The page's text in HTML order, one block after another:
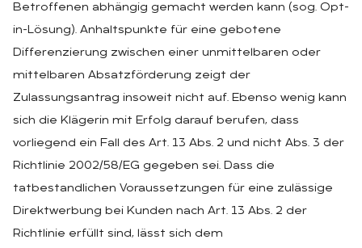
Betroffenen abhängig gemacht werden kann (sog. Opt-
in-Lösung). Anhaltspunkte für eine gebotene
Differenzierung zwischen einer unmittelbaren oder
mittelbaren Absatzförderung zeigt der
Zulassungsantrag insoweit nicht auf. Ebenso wenig kann
sich die Klägerin mit Erfolg darauf berufen, dass
vorliegend ein Fall des Art. 13 Abs. 2 und nicht Abs. 3 der
Richtlinie 2002/58/EG gegeben sei. Dass die
tatbestandlichen Voraussetzungen für eine zulässige
Direktwerbung bei Kunden nach Art. 13 Abs. 2 der
Richtlinie erfüllt sind, lässt sich dem